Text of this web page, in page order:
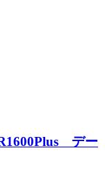
デー